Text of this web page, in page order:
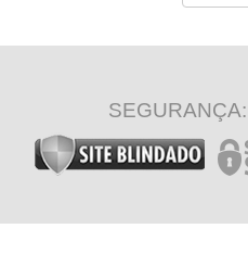
SEGURANÇA: